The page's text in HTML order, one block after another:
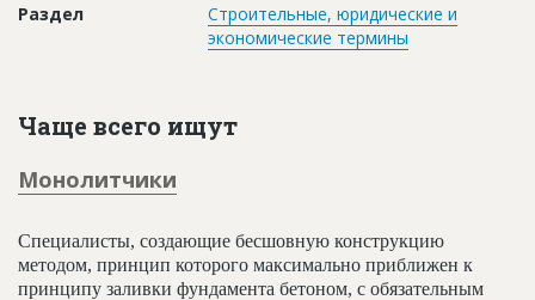
Правила работы
Контакты
Раздел
Строительные, юридические и
экономические термины
Чаще всего ищут
Монолитчики
Специалисты, создающие бесшовную конструкцию
методом, принцип которого максимально приближен к
принципу заливки фундамента бетоном, с обязательным